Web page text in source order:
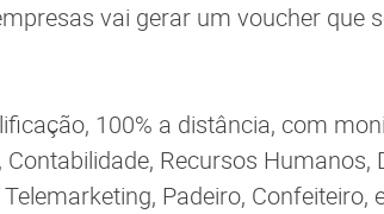
vai gerar um voucher que
100% a distância, com
Recursos Humanos,
Padeiro, Confeiteiro,